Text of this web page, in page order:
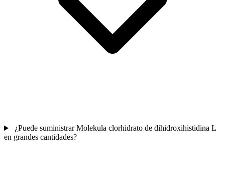
¿Puede suministrar Molekula clorhidrato de dihidroxihistidina L
en grandes cantidades?